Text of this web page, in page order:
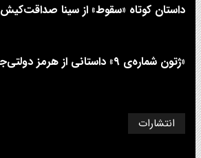
داستان کوتاه «سقوط» از سینا صداقت‌کیش
«ژتون شماره‌ی ۹» داستانی از هرمز دولتی‌جلیلیان
انتشارات